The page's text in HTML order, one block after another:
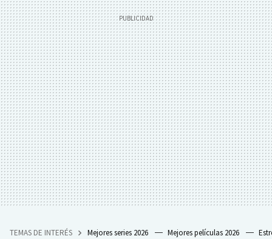
TEMAS DE INTERÉS Mejores series 2026 Mejores películas 2026